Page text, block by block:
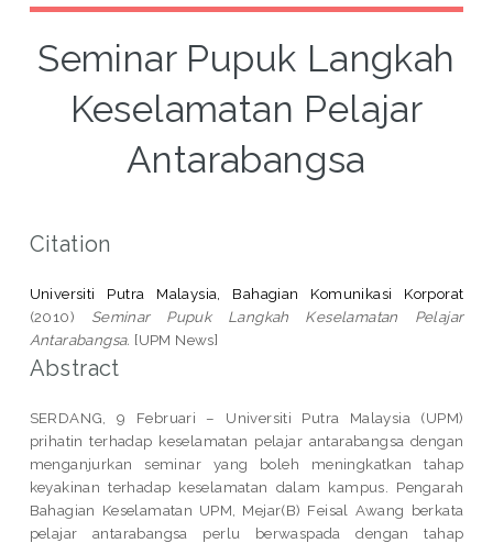
Seminar Pupuk Langkah
Keselamatan Pelajar
Antarabangsa
Citation
Universiti Putra Malaysia, Bahagian Komunikasi Korporat
(2010) Seminar Pupuk Langkah Keselamatan Pelajar
Antarabangsa. [UPM News]
Abstract
SERDANG, 9 Februari – Universiti Putra Malaysia (UPM)
prihatin terhadap keselamatan pelajar antarabangsa dengan
menganjurkan seminar yang boleh meningkatkan tahap
keyakinan terhadap keselamatan dalam kampus. Pengarah
Bahagian Keselamatan UPM, Mejar(B) Feisal Awang berkata
pelajar antarabangsa perlu berwaspada dengan tahap